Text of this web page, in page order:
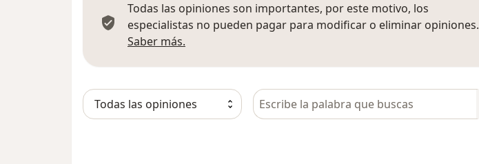
Todas las opiniones son importantes, por este motivo, los
especialistas no pueden pagar para modificar o eliminar opiniones.
Saber más.
Busca en opiniones